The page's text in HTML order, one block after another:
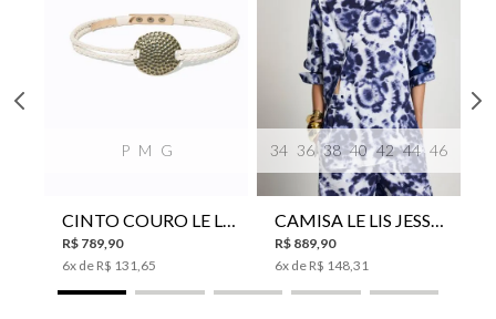
P M G
CINTO COURO LE LIS SUKI FEMININO
R$ 789,90
6x de R$ 131,65
34 36 38 40 42 44 46
CAMISA LE LIS JESSICA FEMININA
R$ 889,90
6x de R$ 148,31